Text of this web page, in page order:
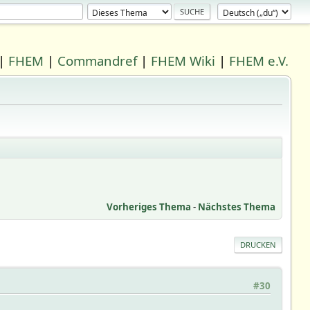
FHEM | Commandref| FHEM Wiki | FHEM e.V.
Vorheriges Thema - Nächstes Thema
DRUCKEN
#30